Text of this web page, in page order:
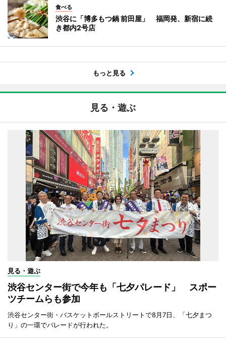
食べる
渋谷に「博多もつ鍋 前田屋」 福岡発、新宿に続
き都内2号店
もっと見る
見る・遊ぶ
見る・遊ぶ
渋谷センター街で今年も「七夕パレード」 スポー
ツチームらも参加
渋谷センター街・バスケットボールストリートで8月7日、「七夕まつ
り」の一環でパレードが行われた。